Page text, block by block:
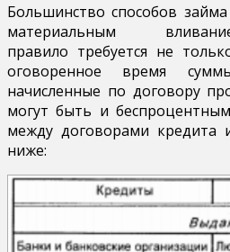
Большинство способов
материальным
правило требуется не
оговоренное время
начисленные по договору
могут быть и
между договорами кредита
ниже: